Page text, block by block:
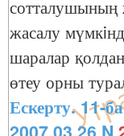
сотталушының
жасалу
шаралар
өтеу орны
Ескерту. 11-